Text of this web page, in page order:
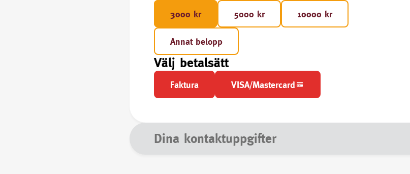
3000 kr 5000 kr 10000 kr
Annat belopp
Välj betalsätt
Faktura VISA/Mastercard
Dina kontaktuppgifter